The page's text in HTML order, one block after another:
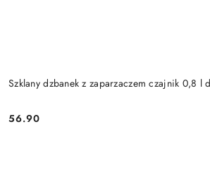
Szklany dzbanek z zaparzaczem czajnik 0,8 l
Cena:
56.90